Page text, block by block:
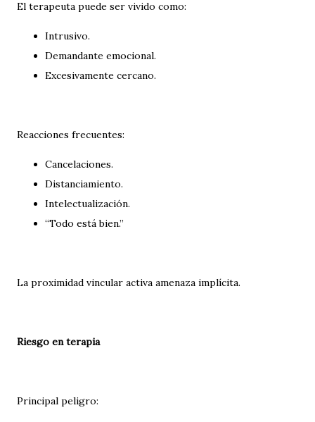
El terapeuta puede ser vivido como:
Intrusivo.
Demandante emocional.
Excesivamente cercano.
Reacciones frecuentes:
Cancelaciones.
Distanciamiento.
Intelectualización.
“Todo está bien.”
La proximidad vincular activa amenaza implícita.
Riesgo en terapia
Principal peligro: